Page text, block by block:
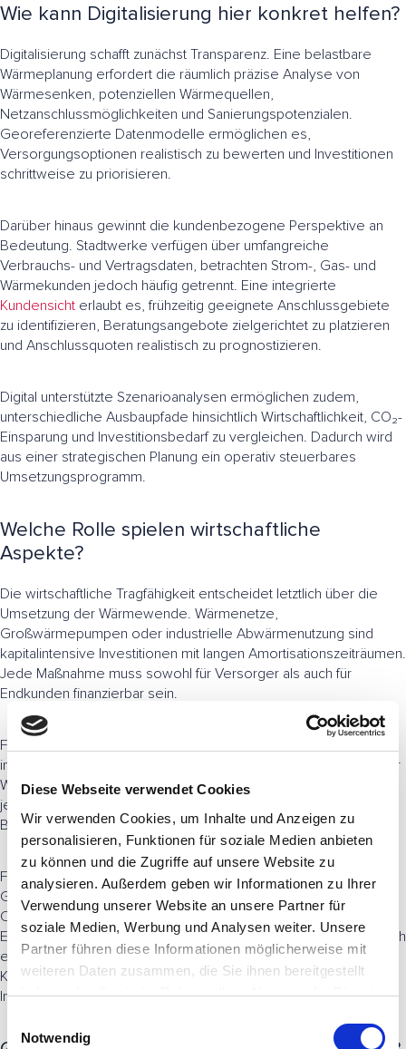
Diese Webseite verwendet Cookies
Wir verwenden Cookies, um Inhalte und Anzeigen zu
personalisieren, Funktionen für soziale Medien anbieten
zu können und die Zugriffe auf unsere Website zu
analysieren. Außerdem geben wir Informationen zu Ihrer
Verwendung unserer Website an unsere Partner für
soziale Medien, Werbung und Analysen weiter. Unsere
Partner führen diese Informationen möglicherweise mit
weiteren Daten zusammen, die Sie ihnen bereitgestellt
haben oder die sie im Rahmen Ihrer Nutzung der Dienste
i
Notwendig
Wie kann Digitalisierung hier konkret helfen?
Digitalisierung schafft zunächst Transparenz. Eine belastbare
Wärmeplanung erfordert die räumlich präzise Analyse von
Wärmesenken, potenziellen Wärmequellen,
Netzanschlussmöglichkeiten und Sanierungspotenzialen.
Georeferenzierte Datenmodelle ermöglichen es,
Versorgungsoptionen realistisch zu bewerten und Investitionen
schrittweise zu priorisieren.
Darüber hinaus gewinnt die kundenbezogene Perspektive an
Bedeutung. Stadtwerke verfügen über umfangreiche
Verbrauchs- und Vertragsdaten, betrachten Strom-, Gas- und
Wärmekunden jedoch häufig getrennt. Eine integrierte
Kundensicht erlaubt es, frühzeitig geeignete Anschlussgebiete
zu identifizieren, Beratungsangebote zielgerichtet zu platzieren
und Anschlussquoten realistisch zu prognostizieren.
Digital unterstützte Szenarioanalysen ermöglichen zudem,
unterschiedliche Ausbaupfade hinsichtlich Wirtschaftlichkeit, CO₂-
Einsparung und Investitionsbedarf zu vergleichen. Dadurch wird
aus einer strategischen Planung ein operativ steuerbares
Umsetzungsprogramm.
Welche Rolle spielen wirtschaftliche
Aspekte?
Die wirtschaftliche Tragfähigkeit entscheidet letztlich über die
Umsetzung der Wärmewende. Wärmenetze,
Großwärmepumpen oder industrielle Abwärmenutzung sind
kapitalintensive Investitionen mit langen Amortisationszeiträumen.
Jede Maßnahme muss sowohl für Versorger als auch für
Endkunden finanzierbar sein.
Förderprogramme spielen aktuell eine zentrale Rolle,
insbesondere beim Netzausbau und bei der Erschließung neuer
Wärmequellen. Langfristig tragfähig werden Geschäftsmodelle
jedoch nur, wenn ausreichende Anschlussquoten erreicht und
Betriebskosten stabil kalkulierbar bleiben.
Für Stadtwerke
eröffnet die Wärmewende zugleich neue
Geschäftsfelder. Neben klassischem Netzbetrieb gewinnen
Contracting-Modelle, Quartierslösungen und integrierte
Energiedienstleistungen an Bedeutung. Voraussetzung ist jedoch
eine frühzeitige Verzahnung von Infrastrukturplanung,
Kundenstrategie und wirtschaftlicher Bewertung. Ohne diese
Integration bleiben viele Wärmepläne rein konzeptionell.